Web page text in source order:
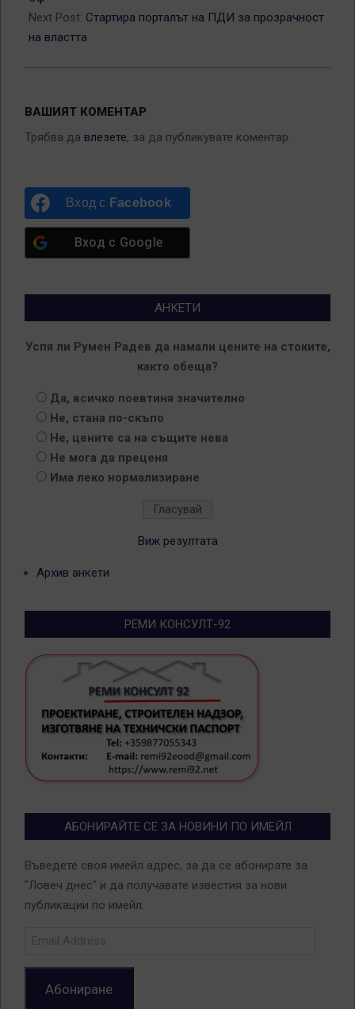
Next Post: Стартира порталът на ПДИ за прозрачност
на властта
ВАШИЯТ КОМЕНТАР
Трябва да влезете, за да публикувате коментар.
Вход с Facebook
Вход с Google
АНКЕТИ
Успя ли Румен Радев да намали цените на стоките,
както обеща?
Да, всичко поевтиня значително
Не, стана по-скъпо
Не, цените са на същите нева
Не мога да преценя
Има леко нормализиране
Виж резултата
Архив анкети
РЕМИ КОНСУЛТ-92
АБОНИРАЙТЕ СЕ ЗА НОВИНИ ПО ИМЕЙЛ
Въведете своя имейл адрес, за да се абонирате за
"Ловеч днес" и да получавате известия за нови
публикации по имейл.
Абониране